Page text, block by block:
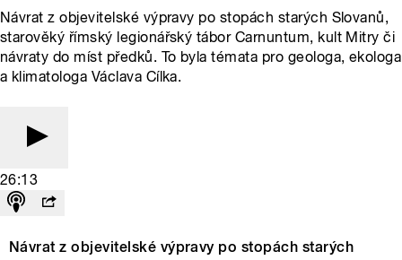
Návrat z objevitelské výpravy po stopách starých Slovanů,
starověký římský legionářský tábor Carnuntum, kult Mitry či
návraty do míst předků. To byla témata pro geologa, ekologa
a klimatologa Václava Cílka.
26:13
Návrat z objevitelské výpravy po stopách starých